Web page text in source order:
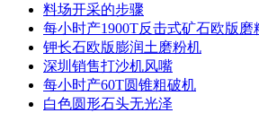
料场开采的步骤
每小时产1900T反击式矿石欧版磨
钾长石欧版膨润土磨粉机
深圳销售打沙机风嘴
每小时产60T圆锥粗破机
白色圆形石头无光泽